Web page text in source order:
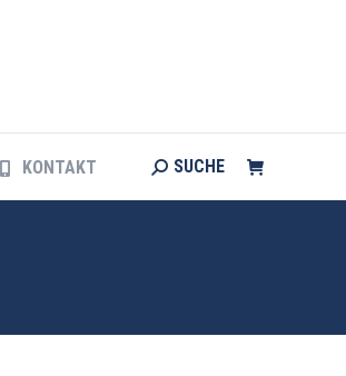
KONTAKT Search:
SUCHE